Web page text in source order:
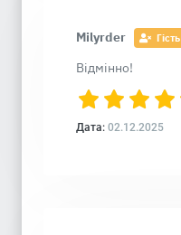
Milyrder Гість
Відмінно!
Дата: 02.12.2025